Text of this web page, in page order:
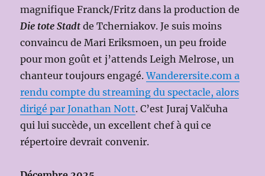
magnifique Franck/Fritz dans la production de
Die tote Stadt de Tcherniakov. Je suis moins
convaincu de Mari Eriksmoen, un peu froide
pour mon goût et j’attends Leigh Melrose, un
chanteur toujours engagé.Wanderersite.com a
rendu compte du streaming du spectacle, alors
dirigé par Jonathan Nott. C’est Juraj Valčuha
qui lui succède, un excellent chef à qui ce
répertoire devrait convenir.